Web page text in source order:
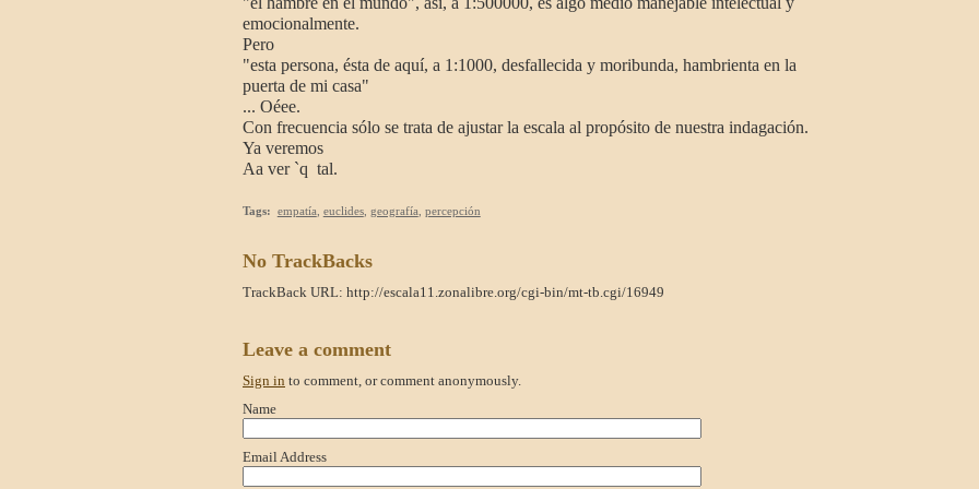
emocionalmente.
Pero
"esta persona, ésta de aquí, a 1:1000, desfallecida y moribunda, hambrienta en la
puerta de mi casa"
... Oéee.
Con frecuencia sólo se trata de ajustar la escala al propósito de nuestra indagación.
Ya veremos
Aa ver `q tal.
Tags: empatía euclides, geografía percepción
No TrackBacks
TrackBack URL: http://escala11.zonalibre.org/cgi-bin/mt-tb.cgi/16949
Leave a comment
Sign in to comment, or comment anonymously.
Name
Email Address